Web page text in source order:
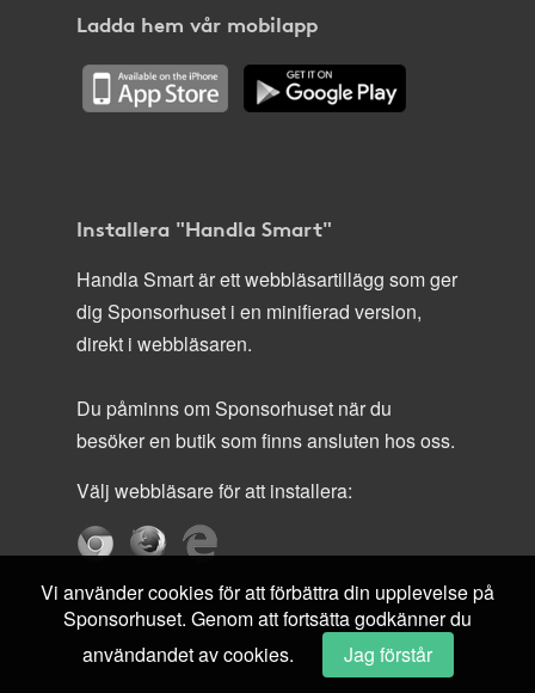
Ladda hem vår mobilapp
Installera "Handla Smart"
Handla Smart är ett webbläsartillägg som ger
dig Sponsorhuset i en minifierad version,
direkt i webbläsaren.
Du påminns om Sponsorhuset när du
besöker en butik som finns ansluten hos oss.
Välj webbläsare för att installera:
Vi använder cookies för att förbättra din upplevelse på
Sponsorhuset. Genom att fortsätta godkänner du
användandet av cookies.
Jag förstår